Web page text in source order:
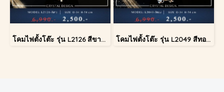
โคมไฟตั้งโต๊ะ รุ่น L2126 สีขาว (ตั้งโต๊ะ) โคมไฟตั้งโต๊ะ รุ่น L2049 สีทอง (ตั้งโต๊ะ)